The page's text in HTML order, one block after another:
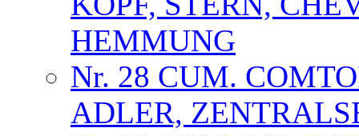
HEMMUNG
Nr. 28 CUM.
ADLER,